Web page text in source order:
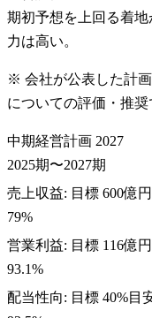
期初予想を上回る着
力は高い。
※ 会社が公表した計
についての評価・推
中期経営計画 2027
2025期〜2027期
売上収益: 目標 600億円
79%
営業利益: 目標 116億円
93.1%
配当性向: 目標 40%目